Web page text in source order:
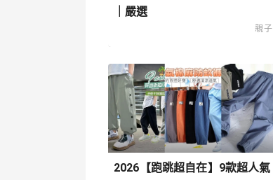
｜嚴選
親子
2026【跑跳超自在】9款超人氣